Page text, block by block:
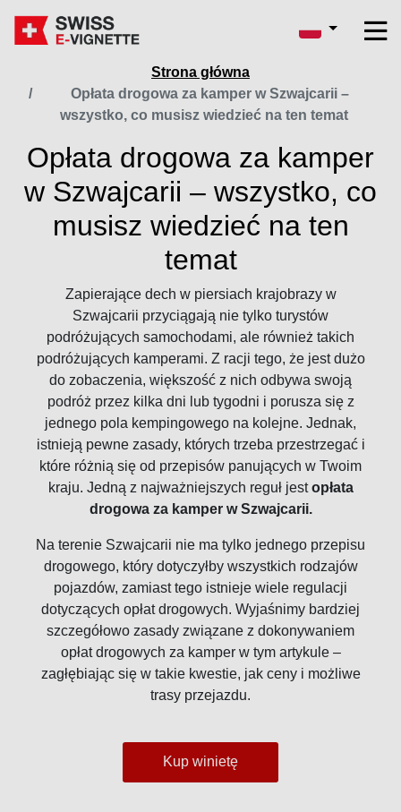
Strona główna
Opłata drogowa za kamper w Szwajcarii –
wszystko, co musisz wiedzieć na ten temat
Opłata drogowa za kamper
w Szwajcarii – wszystko, co
musisz wiedzieć na ten
temat
Zapierające dech w piersiach krajobrazy w
Szwajcarii przyciągają nie tylko turystów
podróżujących samochodami, ale również takich
podróżujących kamperami. Z racji tego, że jest dużo
do zobaczenia, większość z nich odbywa swoją
podróż przez kilka dni lub tygodni i porusza się z
jednego pola kempingowego na kolejne. Jednak,
istnieją pewne zasady, których trzeba przestrzegać i
które różnią się od przepisów panujących w Twoim
kraju. Jedną z najważniejszych reguł jestopłata
drogowa za kamper w Szwajcarii.
Na terenie Szwajcarii nie ma tylko jednego przepisu
drogowego, który dotyczyłby wszystkich rodzajów
pojazdów, zamiast tego istnieje wiele regulacji
dotyczących opłat drogowych. Wyjaśnimy bardziej
szczegółowo zasady związane z dokonywaniem
opłat drogowych za kamper w tym artykule –
zagłębiając się w takie kwestie, jak ceny i możliwe
trasy przejazdu.
Kup winietę